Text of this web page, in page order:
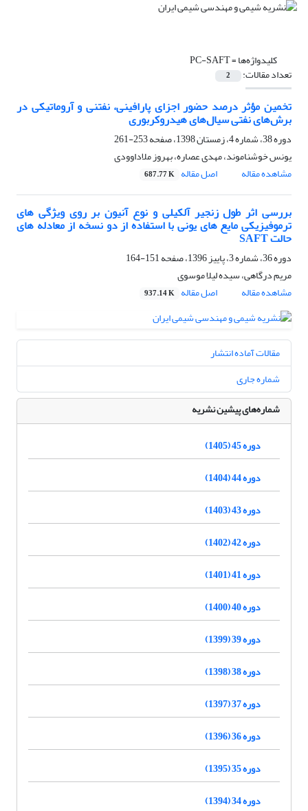
کلیدواژه‌ها =PC-SAFT
تعداد مقالات: 2
تخمین مؤثر درصد حضور اجزای پارافینی، نفتنی و آروماتیکی در
برش‌های نفتی سیال‌های هیدروکربوری
دوره 38، شماره 4، زمستان 1398، صفحه
253-261
یونس خوشناموند، مهدی عصاره، بهروز ملاداوودی
مشاهده مقاله
اصل مقاله 687.77 K
بررسی اثر طول زنجیر آلکیلی و نوع آنیون بر روی ویژگی های
ترموفیزیکی مایع های یونی با استفاده از دو نسخه از معادله های
حالت SAFT
دوره 36، شماره 3، پاییز 1396، صفحه
151-164
مریم درگاهی، سیده لیلا موسوی
مشاهده مقاله
اصل مقاله 937.14 K
مقالات آماده انتشار
شماره جاری
شماره‌های پیشین نشریه
دوره 45 (1405)
دوره 44 (1404)
دوره 43 (1403)
دوره 42 (1402)
دوره 41 (1401)
دوره 40 (1400)
دوره 39 (1399)
دوره 38 (1398)
دوره 37 (1397)
دوره 36 (1396)
دوره 35 (1395)
دوره 34 (1394)